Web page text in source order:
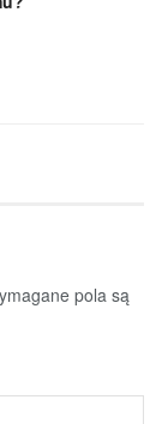
pola są